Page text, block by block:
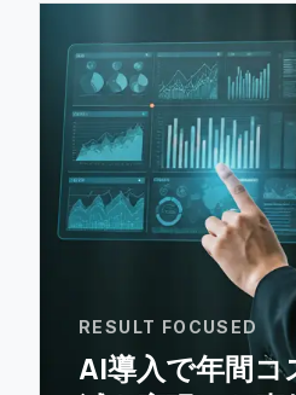
RESULT FOCUSED
AI導入で年間